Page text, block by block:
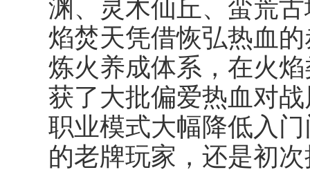
渊、灵木仙丘、蛮荒
焰焚天凭借恢弘热血
炼火养成体系，在火
获了大批偏爱热血对
职业模式大幅降低入
的老牌玩家，还是初